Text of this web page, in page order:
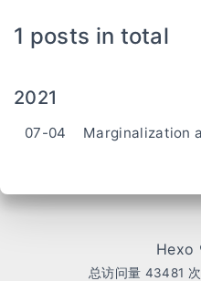
1 posts in total
2021
07-04
Hexo
总访问量 43481 次